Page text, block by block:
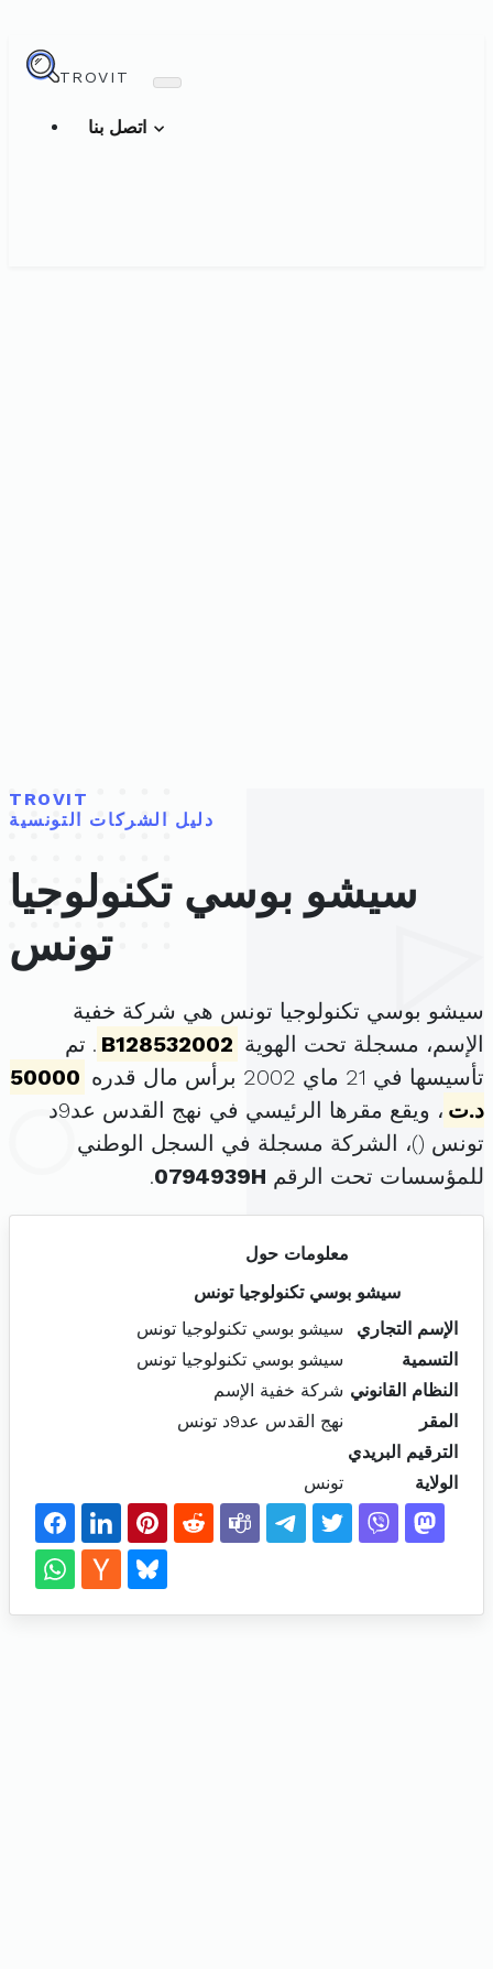
TROVIT
TROVIT
دليل الشركات التونسية
سيشو بوسي تكنولوجيا
تونس
سيشو بوسي تكنولوجيا تونس هي شركة خفية
الإسم، مسجلة تحت الهوية B128532002 . تم
تأسيسها في 21 ماي 2002 برأس مال قدره
50000
د.ت
، ويقع مقرها الرئيسي في نهج القدس عد9د
تونس ()، الشركة مسجلة في السجل الوطني
للمؤسسات تحت الرقم 0794939H
.
معلومات حول
سيشو بوسي تكنولوجيا تونس
الإسم التجاري
سيشو بوسي تكنولوجيا تونس
التسمية
سيشو بوسي تكنولوجيا تونس
النظام القانوني شركة خفية الإسم
المقر
نهج القدس عد9د تونس
الترقيم البريدي
الولاية
تونس